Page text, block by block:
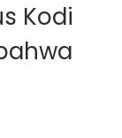
Kodi